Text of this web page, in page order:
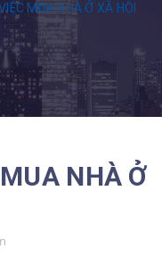
MUA NHÀ Ở XÃ HỘI
NHÀ Ở